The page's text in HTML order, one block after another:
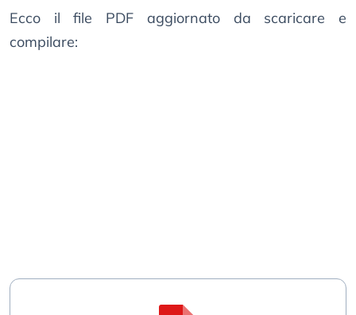
Ecco il file PDF aggiornato da scaricare e
compilare: